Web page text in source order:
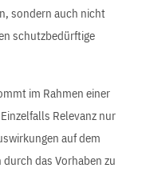
sondern auch nicht
schutzbedürftige
im Rahmen einer
Relevanz nur
auf dem
das Vorhaben zu